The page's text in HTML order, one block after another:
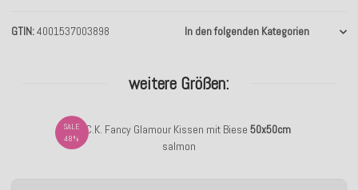
GTIN 4001537003898 In den folgenden Kategorien
weitere Größen:
SALE
48%
H.O.C.K. Fancy Glamour Kissen mit Biese 50x50cm
salmon